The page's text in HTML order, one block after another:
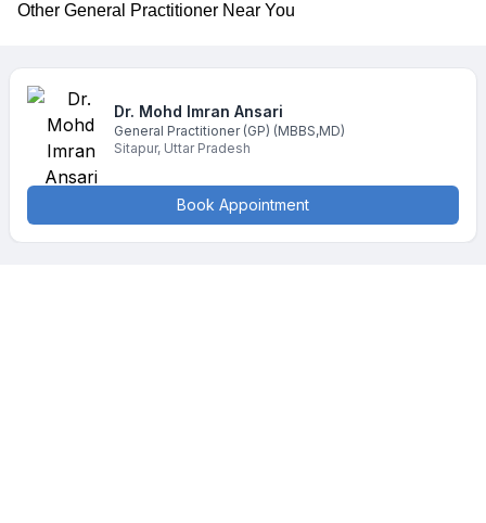
Other General Practitioner Near You
Dr. Mohd Imran Ansari
General Practitioner (GP) (MBBS,MD)
Sitapur, Uttar Pradesh
Book Appointment